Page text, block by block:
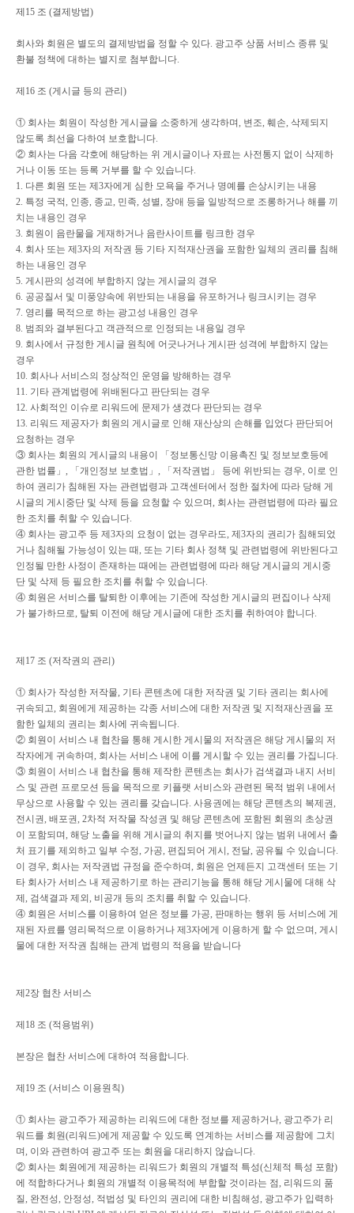
제 15 조 (결제방법)
회사와 회원은 별도의 결제방법을 정할 수 있다. 광고주 상품 서비스 종류 및
환불 정책에 대하는 별지로 첨부합니다.
제 16 조 (게시글 등의 관리 )
① 회사는 회원이 작성한 게시글을 소중하게 생각하며, 변조, 훼손, 삭제되지
않도록 최선을 다하여 보호합니다.
② 회사는 다음 각호에 해당하는 위 게시글이나 자료는 사전통지 없이 삭제하
거나 이동 또는 등록 거부를 할 수 있습니다.
1. 다른 회원 또는 제 3자에게 심한 모욕을 주거나 명예를 손상시키는 내용
2. 특정 국적, 인종, 종교, 민족, 성별, 장애 등을 일방적으로 조롱하거나 해를 끼
치는 내용인 경우
3. 회원이 음란물을 게재하거나 음란사이트를 링크한 경우
4. 회사 또는 제 3자의 저작권 등 기타 지적재산권을 포함한 일체의 권리를 침해
하는 내용인 경우
5. 게시판의 성격에 부합하지 않는 게시글의 경우
6. 공공질서 및 미풍양속에 위반되는 내용을 유포하거나 링크시키는 경우
7. 영리를 목적으로 하는 광고성 내용인 경우
8. 범죄와 결부된다고 객관적으로 인정되는 내용일 경우
9. 회사에서 규정한 게시글 원칙에 어긋나거나 게시판 성격에 부합하지 않는
경우
10. 회사나 서비스의 정상적인 운영을 방해하는 경우
11. 기타 관계법령에 위배된다고 판단되는 경우
12. 사회적인 이슈로 리워드에 문제가 생겼다 판단되는 경우
13. 리워드 제공자가 회원의 게시글로 인해 재산상의 손해를 입었다 판단되어
요청하는 경우
③ 회사는 회원의 게시글의 내용이 「 정보통신망 이용촉진 및 정보보호등에
관한 법률 」 , 「 개인정보 보호법 」 , 「 저작권법 」 등에 위반되는 경우, 이로 인
하여 권리가 침해된 자는 관련법령과 고객센터에서 정한 절차에 따라 당해 게
시글의 게시중단 및 삭제 등을 요청할 수 있으며, 회사는 관련법령에 따라 필요
한 조치를 취할 수 있습니다.
④ 회사는 광고주 등 제 3자의 요청이 없는 경우라도, 제 3자의 권리가 침해되었
거나 침해될 가능성이 있는 때, 또는 기타 회사 정책 및 관련법령에 위반된다고
인정될 만한 사정이 존재하는 때에는 관련법령에 따라 해당 게시글의 게시중
단 및 삭제 등 필요한 조치를 취할 수 있습니다.
④ 회원은 서비스를 탈퇴한 이후에는 기존에 작성한 게시글의 편집이나 삭제
가 불가하므로, 탈퇴 이전에 해당 게시글에 대한 조치를 취하여야 합니다.
제 17 조 (저작권의 관리 )
① 회사가 작성한 저작물, 기타 콘텐츠에 대한 저작권 및 기타 권리는 회사에
귀속되고, 회원에게 제공하는 각종 서비스에 대한 저작권 및 지적재산권을 포
함한 일체의 권리는 회사에 귀속됩니다.
② 회원이 서비스 내 협찬을 통해 게시한 게시물의 저작권은 해당 게시물의 저
작자에게 귀속하며, 회사는 서비스 내에 이를 게시할 수 있는 권리를 가집니다.
③ 회원이 서비스 내 협찬을 통해 제작한 콘텐츠는 회사가 검색결과 내지 서비
스 및 관련 프로모션 등을 목적으로 키플랫 서비스와 관련된 목적 범위 내에서
무상으로 사용할 수 있는 권리를 갖습니다. 사용권에는 해당 콘텐츠의 복제권,
전시권, 배포권, 2차적 저작물 작성권 및 해당 콘텐츠에 포함된 회원의 초상권
이 포함되며, 해당 노출을 위해 게시글의 취지를 벗어나지 않는 범위 내에서 출
처 표기를 제외하고 일부 수정, 가공, 편집되어 게시 , 전달, 공유될 수 있습니다.
이 경우, 회사는 저작권법 규정을 준수하며, 회원은 언제든지 고객센터 또는 기
타 회사가 서비스 내 제공하기로 하는 관리기능을 통해 해당 게시물에 대해 삭
제 , 검색결과 제외 , 비공개 등의 조치를 취할 수 있습니다.
④ 회원은 서비스를 이용하여 얻은 정보를 가공, 판매하는 행위 등 서비스에 게
재된 자료를 영리목적으로 이용하거나 제 3자에게 이용하게 할 수 없으며, 게시
물에 대한 저작권 침해는 관계 법령의 적용을 받습니다
제 2장 협찬 서비스
제 18 조 (적용범위 )
본장은 협찬 서비스에 대하여 적용합니다.
제 19 조 (서비스 이용원칙)
① 회사는 광고주가 제공하는 리워드에 대한 정보를 제공하거나, 광고주가 리
워드를 회원(리워드)에게 제공할 수 있도록 연계하는 서비스를 제공함에 그치
며, 이와 관련하여 광고주 또는 회원을 대리하지 않습니다.
② 회사는 회원에게 제공하는 리워드가 회원의 개별적 특성(신체적 특성 포함)
에 적합하다거나 회원의 개별적 이용목적에 부합할 것이라는 점, 리워드의 품
질, 완전성, 안정성, 적법성 및 타인의 권리에 대한 비침해성, 광고주가 입력하